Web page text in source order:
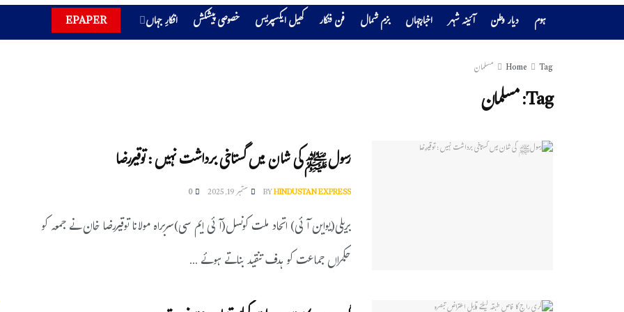
ہوم دیار وطن آئینہ شہر اخبارجہاں بزم شمال فن فنکار کھیل ایکسپریس خصوصی پیشکش افکارِ جہاں EPAPER
Home Tag مسلمان
Tag:مسلمان
رسولﷺ کی شان میں گستاخی برداشت نہیں : توقیررضا
BYHINDUSTAN EXPRESS ستمبر 19, 2025 0
بریلی(یواین آئی) اتحاد ملت کونسل(آئی ایم سی)سربراہ مولانا توقیررضا خان نے جمعہ کو
حکمراں جماعت کو ہدف تنقید بناتے ہوئے ...